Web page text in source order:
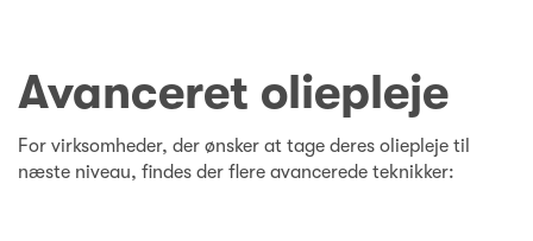
Avanceret oliepleje
For virksomheder, der ønsker at tage deres oliepleje til
næste niveau, findes der flere avancerede teknikker: